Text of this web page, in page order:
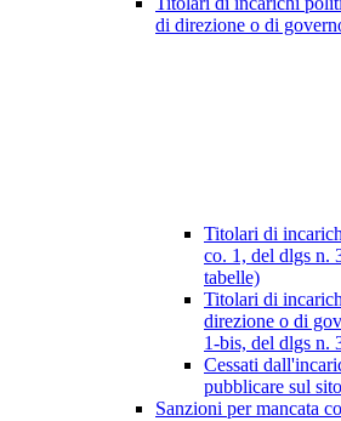
di direzione o di
Titolari di
co. 1, del dlgs n.
tabelle)
Titolari di
direzione o di
1-bis, del dlgs n.
Cessati
pubblicare sul
Sanzioni per mancata